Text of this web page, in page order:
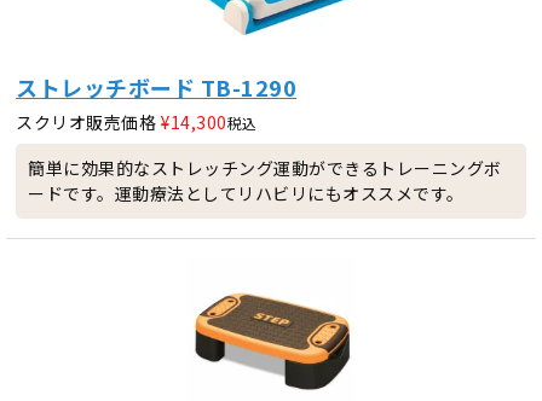
ストレッチボード TB-1290
スクリオ販売価格 ¥14,300税込
簡単に効果的なストレッチング運動ができるトレーニングボ
ードです。運動療法としてリハビリにもオススメです。